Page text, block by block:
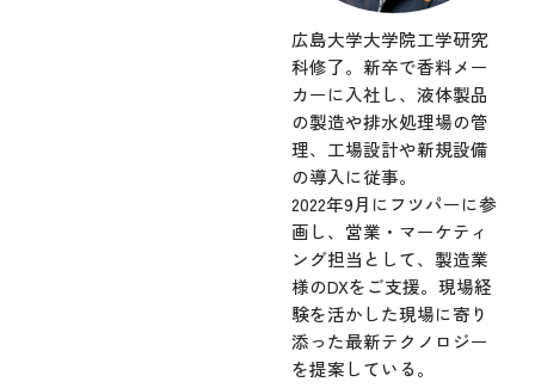
広島大学大学院工学研究
科修了。新卒で香料メー
カーに入社し、液体製品
の製造や排水処理場の管
理、工場設計や新規設備
の導入に従事。
2022年9月にフツパーに参
画し、営業・マーケティ
ング担当として、製造業
様のDXをご支援。現場経
験を活かした現場に寄り
添った最新テクノロジー
を提案している。